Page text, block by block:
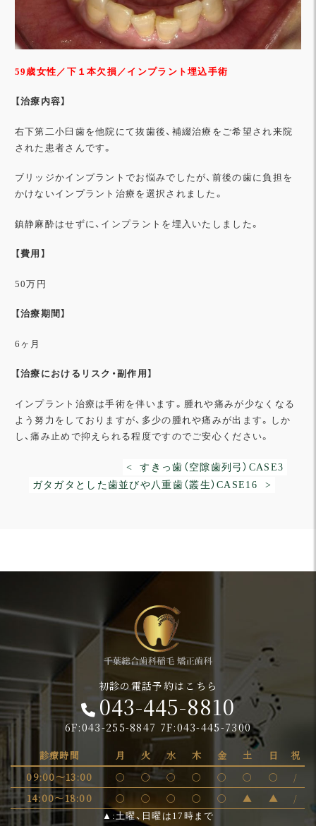
59歳女性／下１本欠損／インプラント埋込手術
【治療内容】
右下第二小臼歯を他院にて抜歯後、補綴治療をご希望され来院
された患者さんです。
ブリッジかインプラントでお悩みでしたが、前後の歯に負担を
かけないインプラント治療を選択されました。
鎮静麻酔はせずに、インプラントを埋入いたしました。
【費用】
50万円
【治療期間】
6ヶ月
【治療におけるリスク・副作用】
インプラント治療は手術を伴います。腫れや痛みが少なくなる
よう努力をしておりますが、多少の腫れや痛みが出ます。しか
し、痛み止めで抑えられる程度ですのでご安心ください。
< すきっ歯（空隙歯列弓）CASE3
ガタガタとした歯並びや八重歯（叢生）CASE16 >
初診の電話予約はこちら
043-445-8810
6F:043-255-8847 7F:043-445-7300
診療時間 月 火 水 木 金 土 日
祝
09:00～13:00
〇 〇 〇 〇 〇 〇 〇
/
14:00～18:00
〇 〇 〇 〇 〇 ▲ ▲ /
▲:土曜、日曜は17時まで